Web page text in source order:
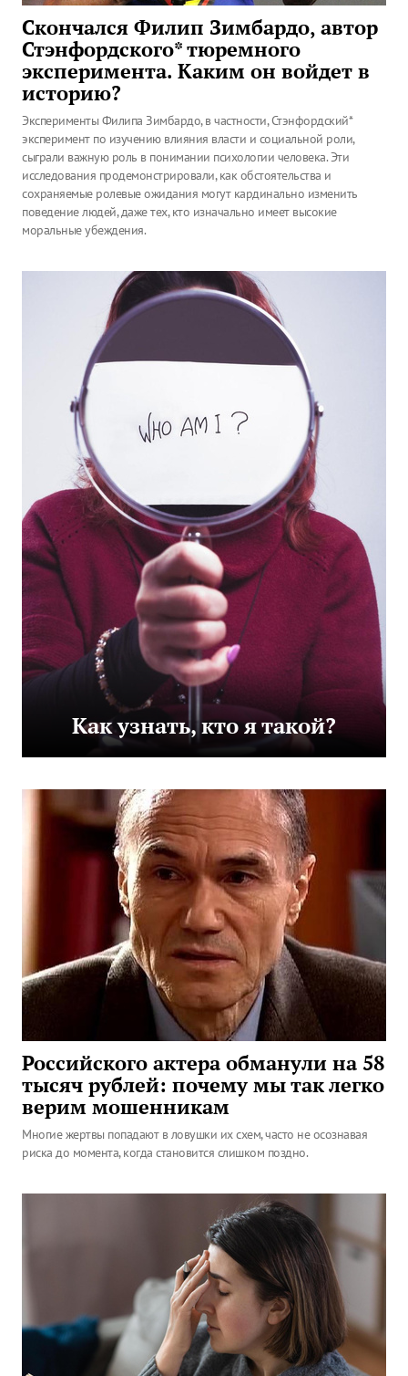
Скончался Филип Зимбардо, автор
Стэнфордского* тюремного
эксперимента. Каким он войдет в
историю?
Эксперименты Филипа Зимбардо, в частности, Стэнфордский*
эксперимент по изучению влияния власти и социальной роли,
сыграли важную роль в понимании психологии человека. Эти
исследования продемонстрировали, как обстоятельства и
сохраняемые ролевые ожидания могут кардинально изменить
поведение людей, даже тех, кто изначально имеет высокие
моральные убеждения.
Как узнать, кто я такой?
Российского актера обманули на 58
тысяч рублей: почему мы так легко
верим мошенникам
Многие жертвы попадают в ловушки их схем, часто не осознавая
риска до момента, когда становится слишком поздно.